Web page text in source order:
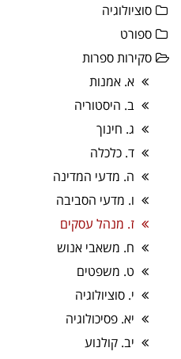
סוציולוגיה
ספורט
סקירות ספרות
א. אמנות
ב. היסטוריה
ג. חינוך
ד. כלכלה
ה. מדעי המדינה
ו. מדעי הסביבה
ז. מנהל עסקים
ח. משאבי אנוש
ט. משפטים
י. סוציולוגיה
יא. פסיכולוגיה
יב. קולנוע